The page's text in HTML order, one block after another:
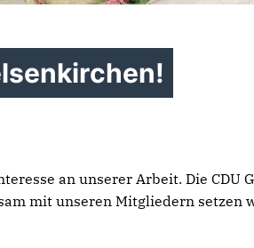
an unserer Arbeit. Die
mit unseren Mitgliedern